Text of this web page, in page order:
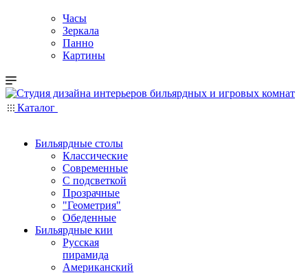
Часы
Зеркала
Панно
Картины
Каталог
Бильярдные столы
Классические
Современные
С подсветкой
Прозрачные
"Геометрия"
Обеденные
Бильярдные кии
Русская
пирамида
Американский